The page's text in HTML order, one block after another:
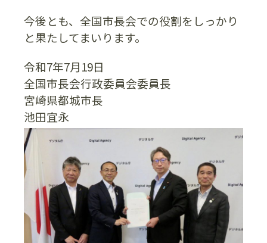
今後とも、全国市長会での役割をしっかり
と果たしてまいります。
令和7年7月19日
全国市長会行政委員会委員長
宮崎県都城市長
池田宜永